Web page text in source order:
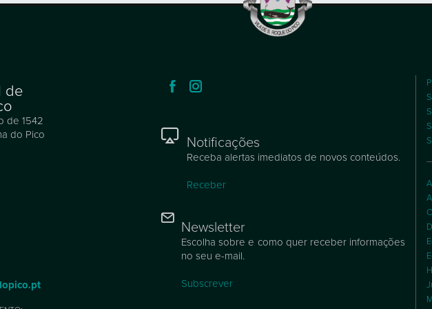
de
de 1542
do Pico
Notificações
Receba alertas imediatos de novos conteúdos.
Receber
Newsletter
Escolha sobre e como quer receber informações
no seu e-mail.
Subscrever